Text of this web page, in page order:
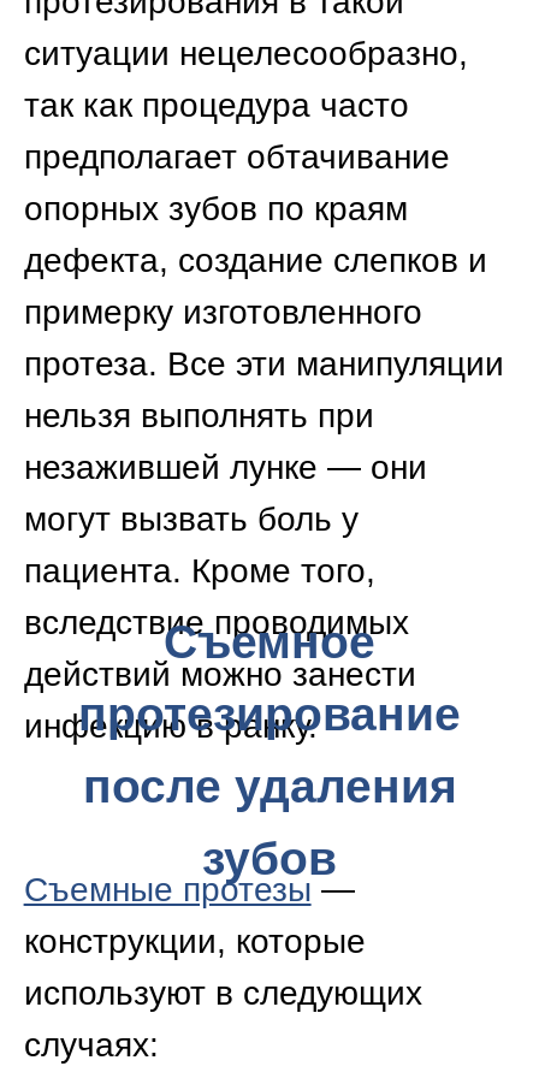
Протезы используются и при
иных стоматологических
значительно разрушенные
невозможности их
восстановления
пломбированием
или вкладками;
полное повреждение
(при здоровой корневой
системе) — возможно
штифтовой вкладкой;
эстетические дефекты
зубов зоны улыбки
диастемы, иные
замаскировать при
помощи виниров,
люминиров;
истираемость эмали —
часто используют